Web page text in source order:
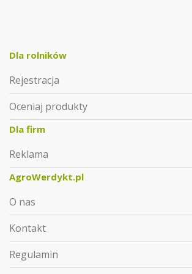
Dla rolników
Rejestracja
Oceniaj produkty
Dla firm
Reklama
AgroWerdykt.pl
O nas
Kontakt
Regulamin